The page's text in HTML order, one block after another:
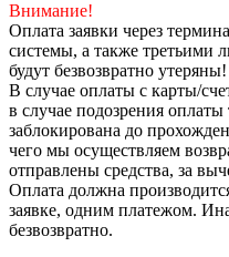
Внимание!
Оплата заявки через
системы, а также
будут безвозвратно утеряны!
В случае оплаты с карты/
в случае подозрения
заблокирована до
чего мы осуществляем
отправлены средства, за
Оплата должна
заявке, одним платежом.
безвозвратно.